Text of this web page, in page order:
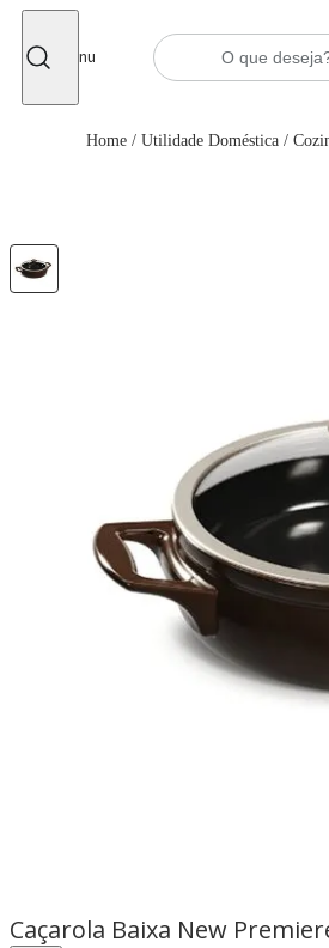
Menu
Home / Utilidade Doméstica /
Caçarola Baixa New